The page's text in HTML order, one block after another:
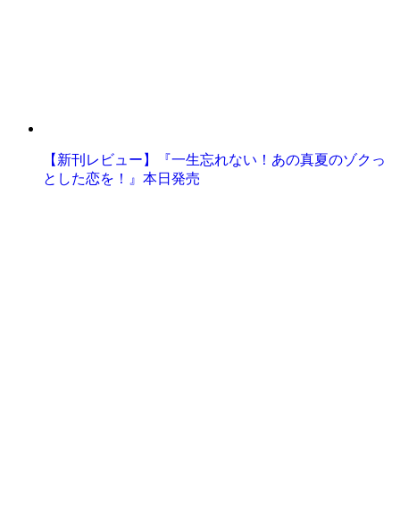
【新刊レビュー】『一生忘れない！あの真夏のゾクっ
とした恋を！』本日発売